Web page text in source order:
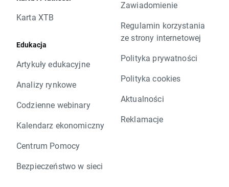
Karta XTB
Edukacja
Artykuły edukacyjne
Analizy rynkowe
Codzienne webinary
Kalendarz ekonomiczny
Centrum Pomocy
Bezpieczeństwo w sieci
Zawiadomienie
Regulamin korzystania
ze strony internetowej
Polityka prywatności
Polityka cookies
Aktualności
Reklamacje